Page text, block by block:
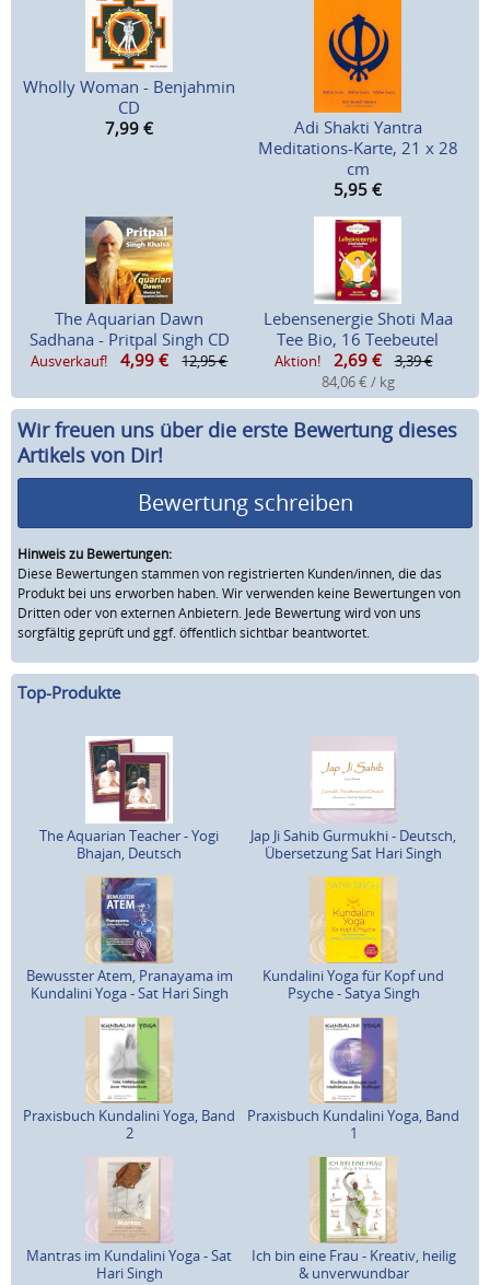
Wholly Woman - Benjahmin
CD
7,99 €
Adi Shakti Yantra
Meditations-Karte, 21 x 28
cm
5,95 €
The Aquarian Dawn
Sadhana - Pritpal Singh CD
Ausverkauf! 4,99 € 12,95 €
Lebensenergie Shoti Maa
Tee Bio, 16 Teebeutel
Aktion! 2,69 €
3,39 €
84,06 € / kg
Wir freuen uns über die erste Bewertung dieses
Artikels von Dir!
Bewertung schreiben
Hinweis zu Bewertungen:
Diese Bewertungen stammen von registrierten Kunden/innen, die das
Produkt bei uns erworben haben. Wir verwenden keine Bewertungen von
Dritten oder von externen Anbietern. Jede Bewertung wird von uns
sorgfältig geprüft und ggf. öffentlich sichtbar beantwortet.
Top-Produkte
The Aquarian Teacher - Yogi
Bhajan, Deutsch
Jap Ji Sahib Gurmukhi - Deutsch,
Übersetzung Sat Hari Singh
Bewusster Atem, Pranayama im
Kundalini Yoga - Sat Hari Singh
Kundalini Yoga für Kopf und
Psyche - Satya Singh
Praxisbuch Kundalini Yoga, Band
2
Praxisbuch Kundalini Yoga, Band
1
Mantras im Kundalini Yoga - Sat
Hari Singh
Ich bin eine Frau - Kreativ, heilig
& unverwundbar